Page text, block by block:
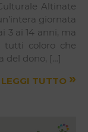
Altinate
giornata
3 ai 14 anni, ma
coloro che
del dono, […]
LEGGI TUTTO »